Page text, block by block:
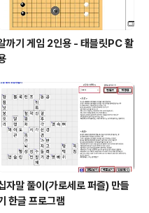
까기 게임 2인용 - 태블릿PC 활
자말 풀이(가로세로 퍼즐) 만들
한글 프로그램